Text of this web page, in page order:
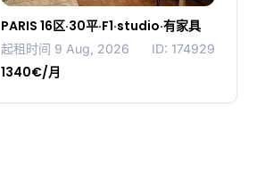
PARIS 16区·30平·F1·studio·有家具
起租时间 9 Aug, 2026 ID: 174929
1340€/月